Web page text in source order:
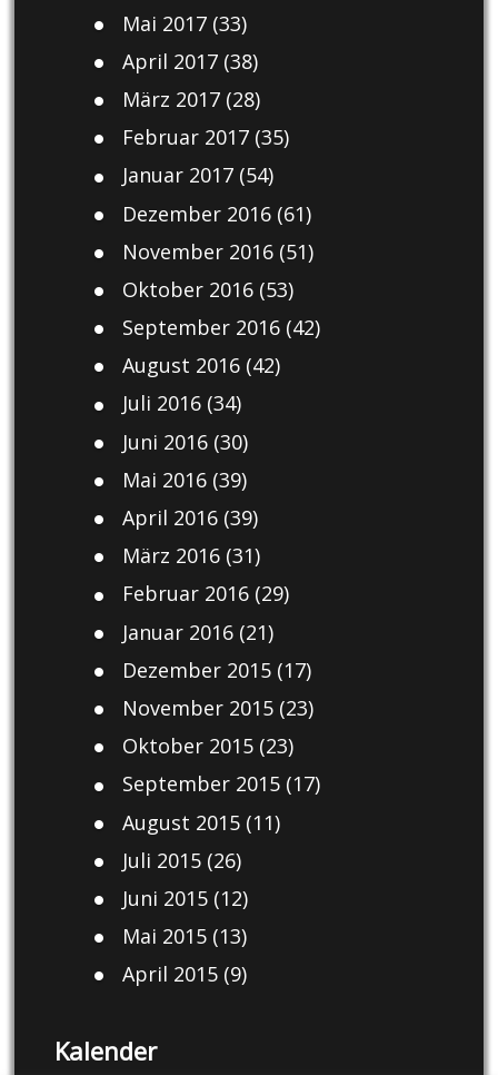
Mai 2017(33)
April 2017(38)
März 2017(28)
Februar 2017(35)
Januar 2017(54)
Dezember 2016(61)
November 2016(51)
Oktober 2016(53)
September 2016(42)
August 2016(42)
Juli 2016(34)
Juni 2016(30)
Mai 2016(39)
April 2016(39)
März 2016(31)
Februar 2016(29)
Januar 2016(21)
Dezember 2015(17)
November 2015(23)
Oktober 2015(23)
September 2015(17)
August 2015(11)
Juli 2015(26)
Juni 2015(12)
Mai 2015(13)
April 2015(9)
Kalender